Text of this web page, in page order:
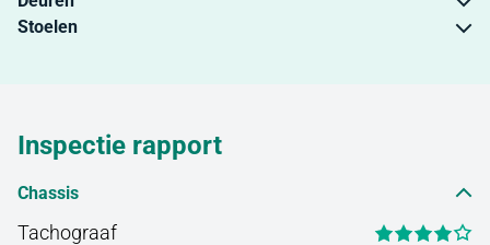
Stoelen
Inspectie rapport
Chassis
Tachograaf